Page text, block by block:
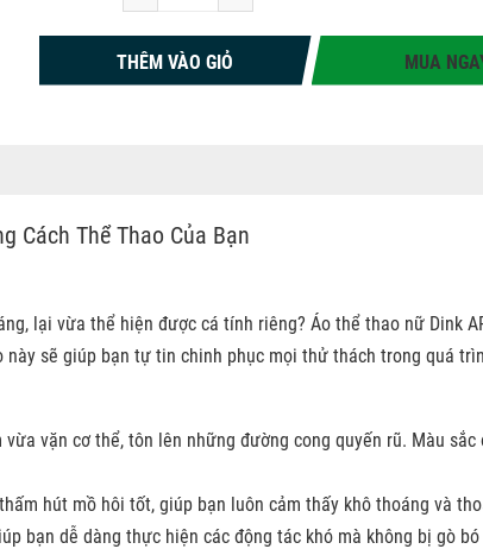
THÊM VÀO GIỎ MUA
Cách Thể Thao Của Bạn
lại vừa thể hiện được cá tính riêng? Áo thể thao nữ Dink
sẽ giúp bạn tự tin chinh phục mọi thử thách trong quá
vặn cơ thể, tôn lên những đường cong quyến rũ. Màu
hút mồ hôi tốt, giúp bạn luôn cảm thấy khô thoáng và
bạn dễ dàng thực hiện các động tác khó mà không bị gò